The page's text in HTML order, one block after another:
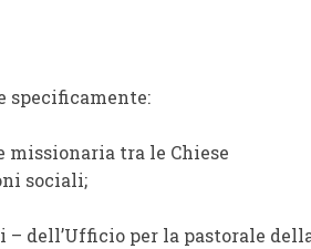
specificamente:
missionaria tra le Chiese
sociali;
– dell’Ufficio per la pastorale